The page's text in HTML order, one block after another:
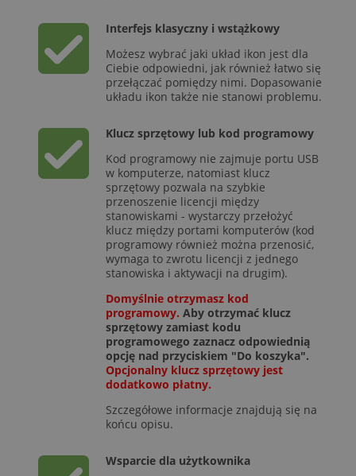
Interfejs klasyczny i wstążkowy
Możesz wybrać jaki układ ikon jest dla
Ciebie odpowiedni, jak również łatwo się
przełączać pomiędzy nimi. Dopasowanie
układu ikon także nie stanowi problemu.
Klucz sprzętowy lub kod programowy
Kod programowy nie zajmuje portu USB
w komputerze, natomiast klucz
sprzętowy pozwala na szybkie
przenoszenie licencji między
stanowiskami - wystarczy przełożyć
klucz między portami komputerów (kod
programowy również można przenosić,
wymaga to zwrotu licencji z jednego
stanowiska i aktywacji na drugim).
Domyślnie otrzymasz kod
programowy. Aby otrzymać klucz
sprzętowy zamiast kodu
programowego zaznacz odpowiednią
opcję nad przyciskiem "Do koszyka".
Opcjonalny klucz sprzętowy jest
dodatkowo płatny.
Szczegółowe informacje znajdują się na
końcu opisu.
Wsparcie dla użytkownika